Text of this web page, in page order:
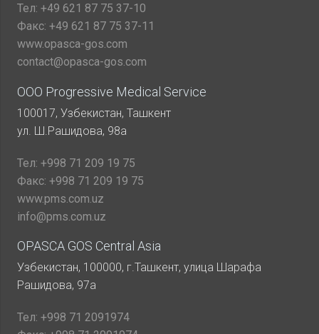
Тел: +49 621 87 75 37-10
Факс: +49 621 87 75 37-11
www.opasca-gos.com
contact@opasca-gos.com
ООО Progressive Medical Service
100017, Узбекистан, Ташкент
ул. Ш.Рашидова, 98а
Тел: +998 71 209 19 75
Факс: +998 71 209 19 75
www.pms.com.uz
info@pms.com.uz
OPASCA GOS Central Asia
Узбекистан, 100000, г.Ташкент, улица Шарафа
Рашидова, 97а
Тел: +998 71 2091974